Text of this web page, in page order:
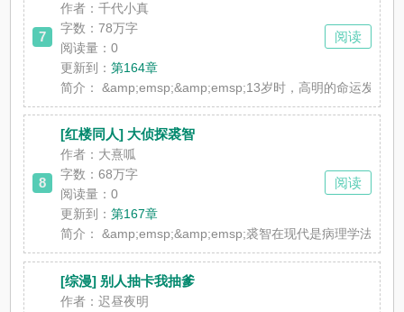
7
作者：千代小真
字数：78万字
阅读量：0
更新到：第164章
简介：
&amp;emsp;&amp;emsp;13岁时，高明的命运发生
阅读
8
[红楼同人] 大侦探裘智
作者：大熹呱
字数：68万字
阅读量：0
更新到：第167章
简介：
&amp;emsp;&amp;emsp;裘智在现代是病理学法医
阅读
[综漫] 别人抽卡我抽爹
作者：迟昼夜明